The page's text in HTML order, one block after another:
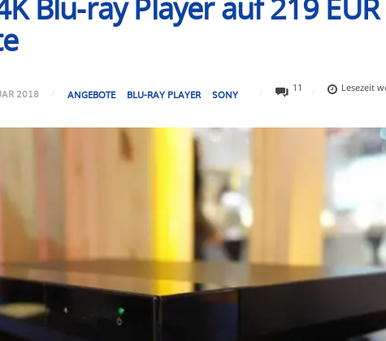
Blu-ray Player auf 219
2018 ANGEBOTE BLU-RAY PLAYER SONY
11 Lesezeit